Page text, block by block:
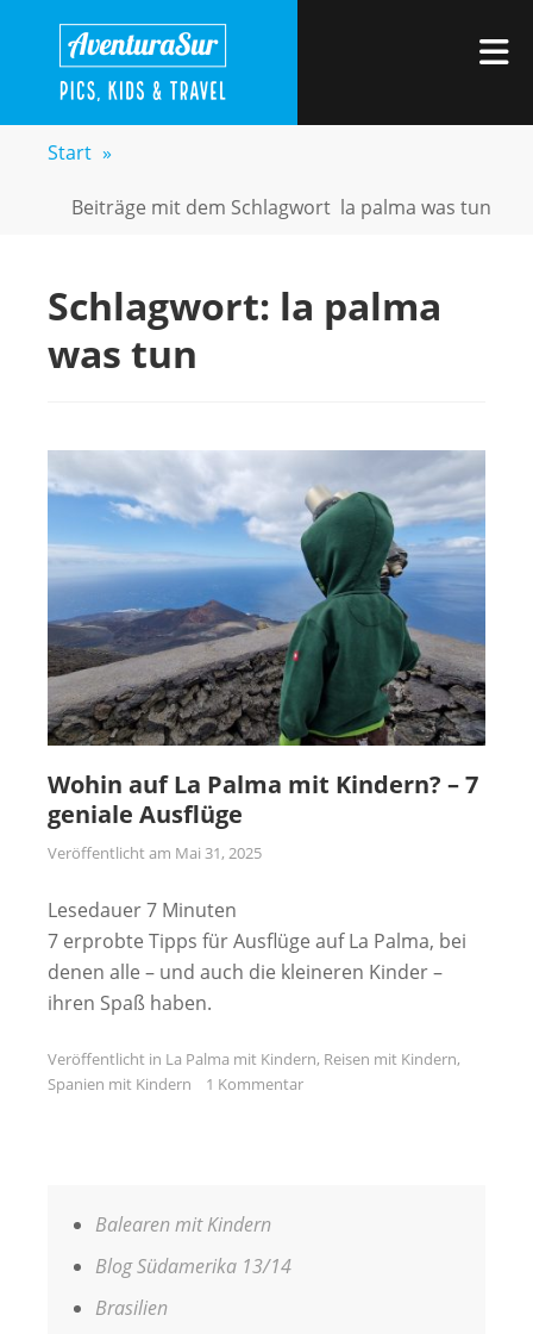
springen
AVENTURASUR
Start »
Beiträge mit dem Schlagwort la palma was tun
Schlagwort: la palma
was tun
Wohin auf La Palma mit Kindern? – 7
geniale Ausflüge
Veröffentlicht am Mai 31, 2025
Lesedauer7 Minuten
7 erprobte Tipps für Ausflüge auf La Palma, bei
denen alle – und auch die kleineren Kinder –
ihren Spaß haben.
Veröffentlicht in La Palma mit Kindern, Reisen mit Kindern,
Spanien mit Kindern
1 Kommentar
Balearen mit Kindern
Blog Südamerika 13/14
Brasilien